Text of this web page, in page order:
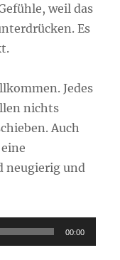
weil das
Es
Jedes
nichts
Auch
neugierig und
00:00